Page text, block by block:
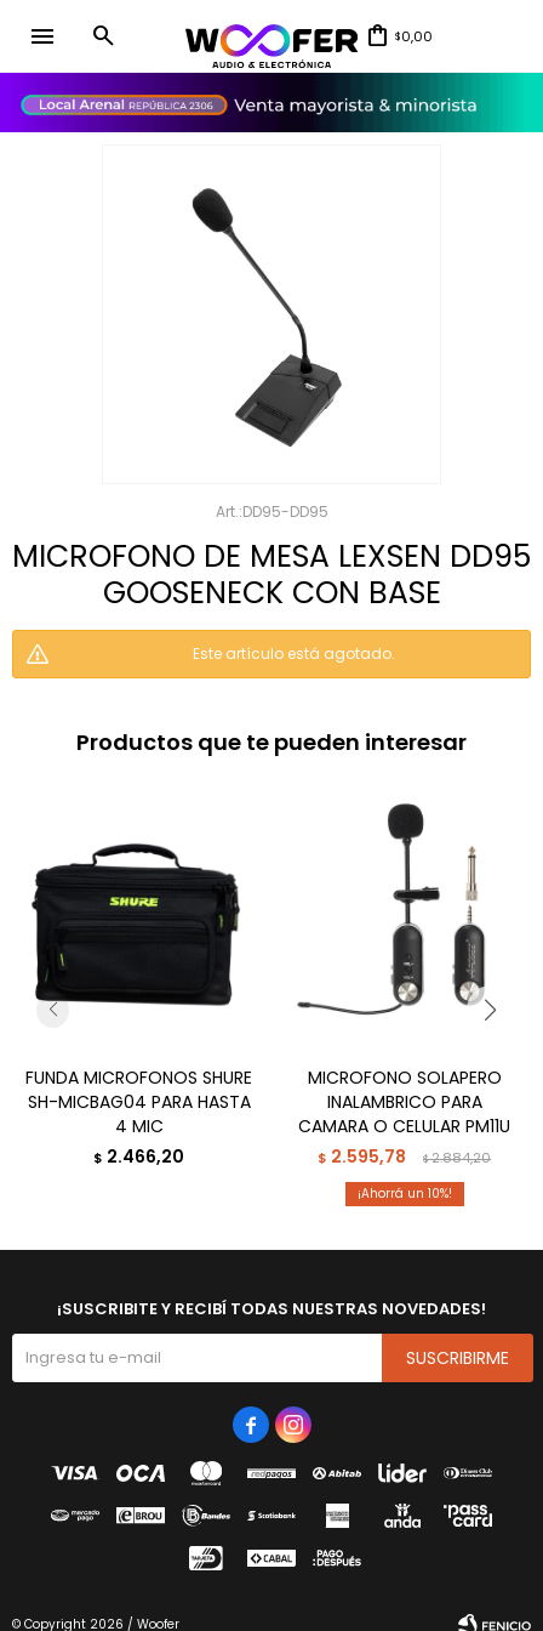
menu $0,00
DD95-DD95
MICROFONO DE MESA LEXSEN DD95
GOOSENECK CON BASE
Este artículo está agotado.
Productos que te pueden interesar
FUNDA MICROFONOS SHURE
SH-MICBAG04 PARA HASTA
4 MIC
$ 2.466,20
MICROFONO SOLAPERO
INALAMBRICO PARA
CAMARA O CELULAR PM11U
$ 2.595,78 $2.884,20
10
¡SUSCRIBITE Y RECIBÍ TODAS NUESTRAS NOVEDADES!
SUSCRIBIRME
 
© Copyright 2026 / Woofer
close